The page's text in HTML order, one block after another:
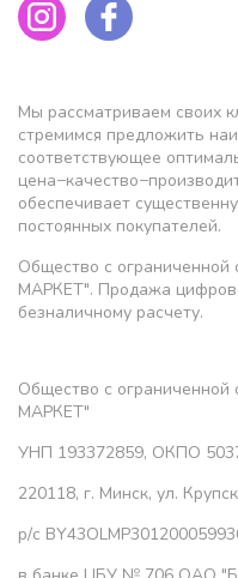
Мы рассматриваем своих
стремимся предложить
соответствующее
обеспечивает
постоянных покупателей.
Общество с
МАРКЕТ". Продажа
безналичному расчету.
Общество с
МАРКЕТ"
УНП 193372859, ОКПО
220118, г. Минск, ул.
р/с